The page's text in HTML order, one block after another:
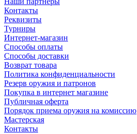
Контакты
Реквизиты
Турниры
Интернет-магазин
Способы оплаты
Способы доставки
Возврат товара
Политика конфиденциальности
Резерв оружия и патронов
Покупка в интернет магазине
Публичная оферта
Порядок приема оружия на комиссию
Мастерская
Контакты